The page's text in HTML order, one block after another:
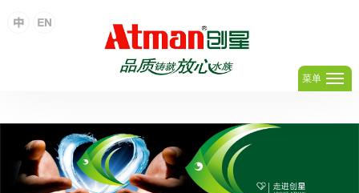
足球网,足球(中国)
菜单